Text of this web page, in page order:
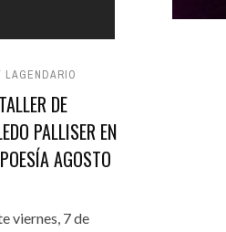
LAGENDARIO
DE
PALLISER EN
AGOSTO
viernes, 7 de